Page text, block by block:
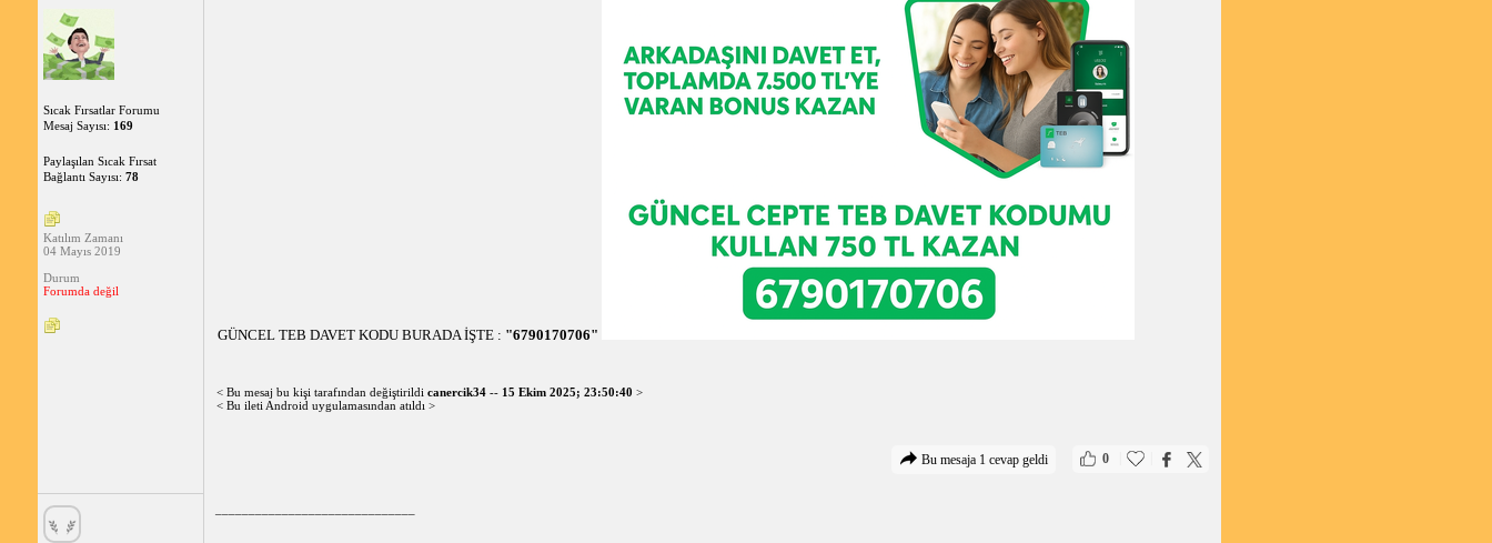
Sıcak Fırsatlar Forumu
Mesaj Sayısı: 169
Paylaşılan Sıcak Fırsat
Bağlantı Sayısı: 78
Katılım Zamanı
04 Mayıs 2019
Durum
Forumda değil
GÜNCEL TEB DAVET KODU BURADA İŞTE : "6790170706"
< Bu mesaj bu kişi tarafından değiştirildi canercik34-- 15 Ekim 2025; 23:50:40 >
< Bu ileti Android uygulamasından atıldı >
0
Bu mesaja 1 cevap geldi